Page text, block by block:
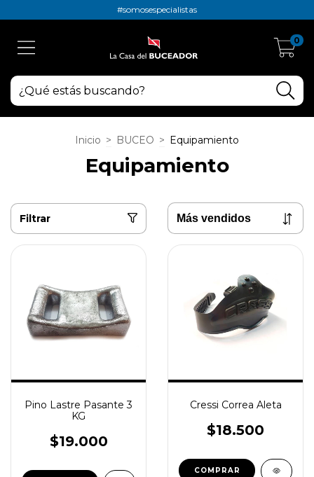
#somosespecialistas
0
Inicio > BUCEO > Equipamiento
Equipamiento
Filtrar
Pino Lastre Pasante 3
KG
$19.000
Cressi Correa Aleta
$18.500
COMPRAR